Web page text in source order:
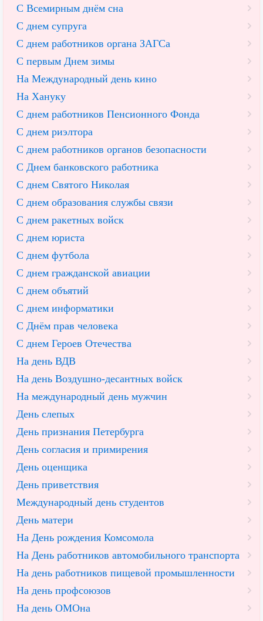
С Всемирным днём сна
С днем супруга
С днем работников органа ЗАГСа
С первым Днем зимы
На Международный день кино
На Хануку
С днем работников Пенсионного Фонда
С днем риэлтора
С днем работников органов безопасности
С Днем банковского работника
С днем Святого Николая
С днем образования службы связи
С днем ракетных войск
С днем юриста
С днем футбола
С днем гражданской авиации
С днем объятий
С днем информатики
С Днём прав человека
С днем Героев Отечества
На день ВДВ
На день Воздушно-десантных войск
На международный день мужчин
День слепых
День признания Петербурга
День согласия и примирения
День оценщика
День приветствия
Международный день студентов
День матери
На День рождения Комсомола
На День работников автомобильного транспорта
На день работников пищевой промышленности
На день профсоюзов
На день ОМОна